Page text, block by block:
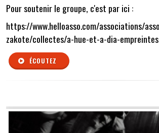
Pour soutenir le groupe, c'est par ici :
https://www.helloasso.com/associations/
zakote/collectes/a-hue-et-a-dia-
ÉCOUTEZ